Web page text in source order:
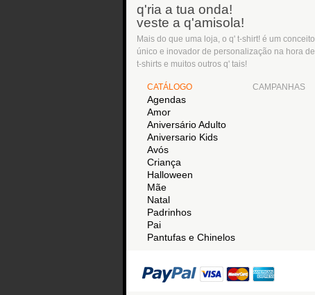
q'ria a tua onda!
veste a q'amisola!
Mais do que uma loja, o q' t-shirt! é um conceito
único e inovador de personalização na hora de
t-shirts e muitos outros q' tais!
CATÁLOGO
Agendas
Amor
Aniversário Adulto
Aniversario Kids
Avós
Criança
Halloween
Mãe
Natal
Padrinhos
Pai
Pantufas e Chinelos
CAMPANHAS